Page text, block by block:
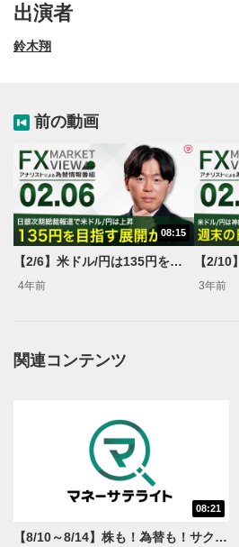
1
動画再生エリア
動画再生エリアにマウスを乗せる
動画を再生または一時停止します。
10秒戻し/10秒送り
10秒、動画を巻き戻し/早送りし
再生位置を示しています。再生し
出演者
鈴木翔
前の動画
08:15
【2/6】米ドル/円は135円を目指す展開か？＜FX MARKET VIEW＞
4年前 3年前
関連コンテンツ
08:21
【8/10～8/14】株も！為替も！サクッと！来週のマーケット見通し＜Next View＞